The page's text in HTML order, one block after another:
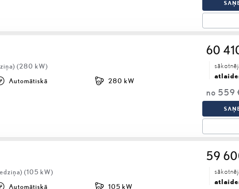
(280 kW)
60
no 559
Automātiskā 280 kW
(105 kW)
59
Automātiskā 105 kW